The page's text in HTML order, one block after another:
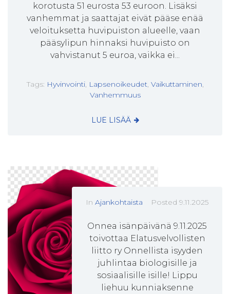
korotusta 51 eurosta 53 euroon. Lisäksi
vanhemmat ja saattajat eivät pääse enää
veloituksetta huvipuiston alueelle, vaan
pääsylipun hinnaksi huvipuisto on
vahvistanut 5 euroa, vaikka ei...
Tags: Hyvinvointi, Lapsenoikeudet, Vaikuttaminen,
Vanhemmuus
LUE LISÄÄ
InAjankohtaista Posted9.11.2025
Onnea isänpäivänä 9.11.2025
toivottaa Elatusvelvollisten
liitto ry Onnellista isyyden
juhlintaa biologisille ja
sosiaalisille isille! Lippu
liehuu kunniaksenne